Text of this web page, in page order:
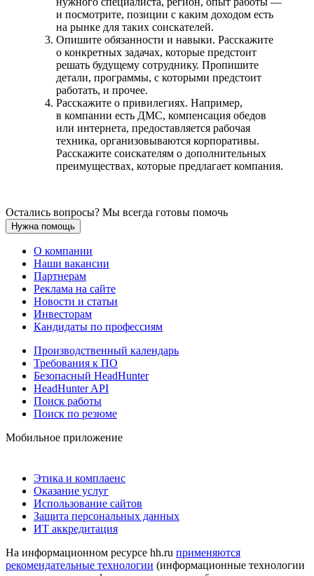
и посмотрите, позиции с каким доходом есть
на рынке для таких соискателей.
Опишите обязанности и навыки. Расскажите
о конкретных задачах, которые предстоит
решать будущему сотруднику. Пропишите
детали, программы, с которыми предстоит
работать, и прочее.
Расскажите о привилегиях. Например,
в компании есть ДМС, компенсация обедов
или интернета, предоставляется рабочая
техника, организовываются корпоративы.
Расскажите соискателям о дополнительных
преимуществах, которые предлагает компания.
Остались вопросы? Мы всегда готовы помочь
Нужна помощь
О компании
Наши вакансии
Партнерам
Реклама на сайте
Новости и статьи
Инвесторам
Кандидаты по профессиям
Производственный календарь
Требования к ПО
Безопасный HeadHunter
HeadHunter API
Поиск работы
Поиск по резюме
Мобильное приложение
Этика и комплаенс
Оказание услуг
Использование сайтов
Защита персональных данных
ИТ аккредитация
На информационном ресурсе hh.ru применяются
рекомендательные технологии (информационные технологии